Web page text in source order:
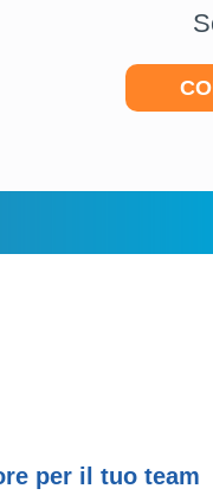
per il tuo team